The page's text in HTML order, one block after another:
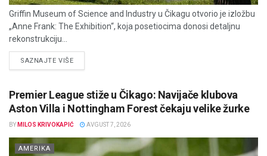
Griffin Museum of Science and Industry u Čikagu otvorio je izložbu
„Anne Frank: The Exhibition“, koja posetiocima donosi detaljnu
rekonstrukciju...
SAZNAJTE VIŠEDETAILS
Premier League stiže u Čikago: Navijače klubova
Aston Villa i Nottingham Forest čekaju velike žurke
BY MILOS KRIVOKAPIĆ AVGUST 7, 2026
AMERIKA